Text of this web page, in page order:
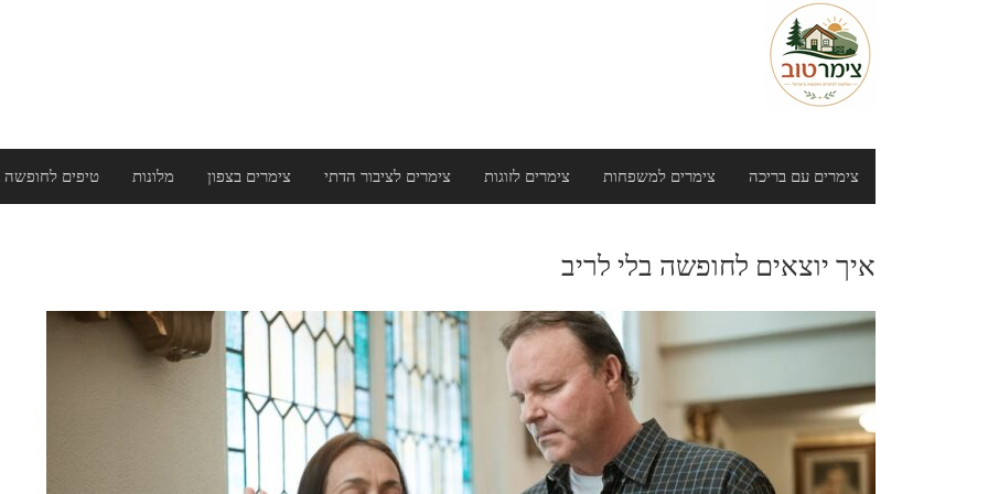
צימרים עם בריכה צימרים למשפחות צימרים לזוגות צימרים לציבור הדתי צימרים בצפון מלונות טיפים לחופשה
איך יוצאים לחופשה בלי לריב